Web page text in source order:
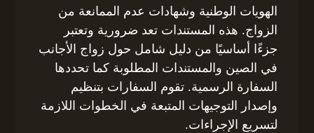
الهويات الوطنية وشهادات عدم الممانعة من
الزواج. هذه المستندات تعد ضرورية وتعتبر
جزءًا أساسيًا من دليل شامل حول زواج الأجانب
في الصين والمستندات المطلوبة كما تحددها
السفارة الرسمية. تقوم السفارات بتنظيم
وإصدار التوجيهات المتبعة في الخطوات اللازمة
لتسريع الإجراءات.